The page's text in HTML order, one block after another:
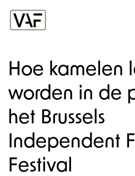
Ga verder naar de inhoud
Hoe kamelen
worden in de
het Brussels
Independent
Festival